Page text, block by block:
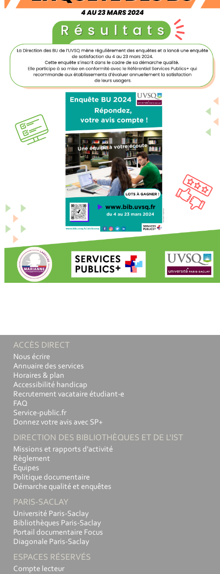
ACCÈS DIRECT
Nous écrire
Annuaire des services
Horaires & plan
Accessibilité handicap
Recrutement vacataire étudiant-e
FAQ
Service-public.fr
Donnez votre avis avec SP+
DIRECTION DES BIBLIOTHÈQUES ET DE L'IST
Missions et rapports d'activité
Règlement
Équipes
Politique documentaire
Démarche qualité et enquêtes
PARIS-SACLAY
Université Paris-Saclay
Bibliothèques Paris-Saclay
Portail documentaire Focus
Diagonale Paris-Saclay
ESPACES RÉSERVÉS
Compte lecteur